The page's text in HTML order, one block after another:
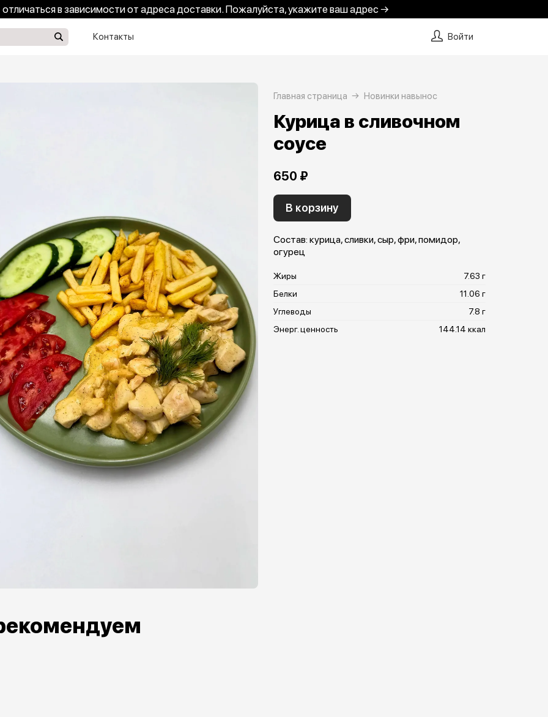
в зависимости от адреса доставки. Пожалуйста, укажите ваш адрес →
Контакты Войти
Главная страница Новинки навынос
Курица в сливочном
соусе
650 ₽
В корзину
Состав: курица, сливки, сыр, фри, помидор,
огурец
Жиры
7.63 г
Белки
11.06 г
Углеводы
7.8 г
Энерг. ценность
144.14 ккал